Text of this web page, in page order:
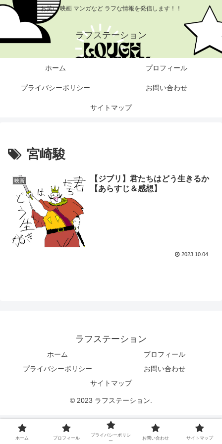
お笑い 映画 マンガなど ラフな情報を発信します！！
ラフステーション
ホーム プロフィール
プライバシーポリシー お問い合わせ
サイトマップ
宮崎駿
映画
【ジブリ】君たちはどう生きるか
【あらすじ＆感想】
2023.10.04
ラフステーション
ホーム
プロフィール
プライバシーポリシー
お問い合わせ
サイトマップ
© 2023 ラフステーション.
ホーム プロフィール
プライバシーポリシ
ー
お問い合わせ サイトマップ